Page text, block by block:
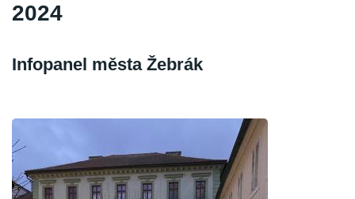
2024
Infopanel města Žebrák